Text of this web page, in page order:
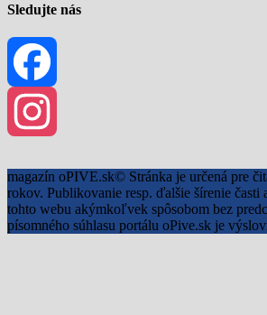
Sledujte nás
Facebook
magazín oPIVE.sk© Stránka je určená pre
rokov. Publikovanie resp. ďalšie šírenie časti
tohto webu akýmkoľvek spôsobom bez
písomného súhlasu portálu oPive.sk je